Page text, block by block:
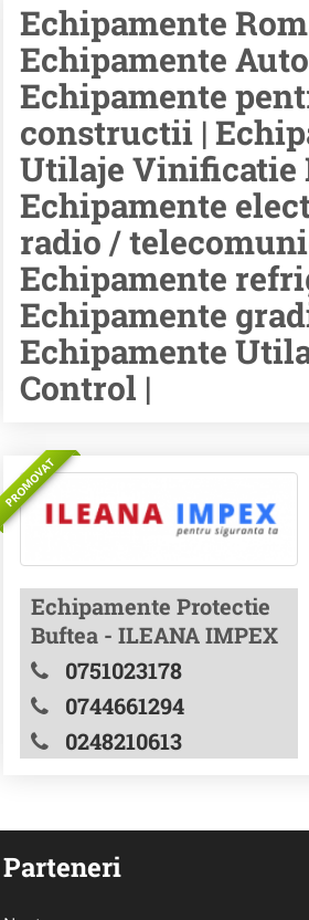
Echipamente
Echipamente
Echipamente
constructii |
Utilaje Vinificatie
Echipamente
radio /
Echipamente
Echipamente
Echipamente
Control |
PROMOVAT
Echipamente Protectie
Buftea - ILEANA IMPEX
0751023178
0744661294
0248210613
Parteneri